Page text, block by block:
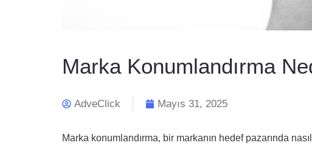
Marka Konumlandırma
AdveClick Mayıs 31, 2025
Marka konumlandırma, bir markanın hedef pazarında